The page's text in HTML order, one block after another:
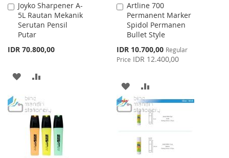
Joyko Sharpener A-
5L Rautan Mekanik
Serutan Pensil
Putar
IDR 70.800,00
Add
to
Cart
ADD
WISH
LIST
COMPARE
Artline 700
Permanent Marker
Spidol Permanen
Bullet Style
Special
Price
IDR 10.700,00 Regular
Price IDR 12.400,00
Add
to
Cart
ADD
TO
WISH
LIST
TO
COMPARE